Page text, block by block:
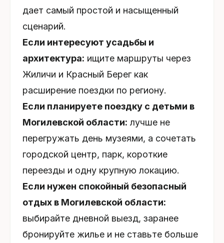
дает самый простой и насыщенный
сценарий.
Если интересуют усадьбы и
архитектура: ищите маршруты через
Жиличи и Красный Берег как
расширение поездки по региону.
Если планируете поездку с детьми в
Могилевской области: лучше не
перегружать день музеями, а сочетать
городской центр, парк, короткие
переезды и одну крупную локацию.
Если нужен спокойный безопасный
отдых в Могилевской области:
выбирайте дневной выезд, заранее
бронируйте жилье и не ставьте больше